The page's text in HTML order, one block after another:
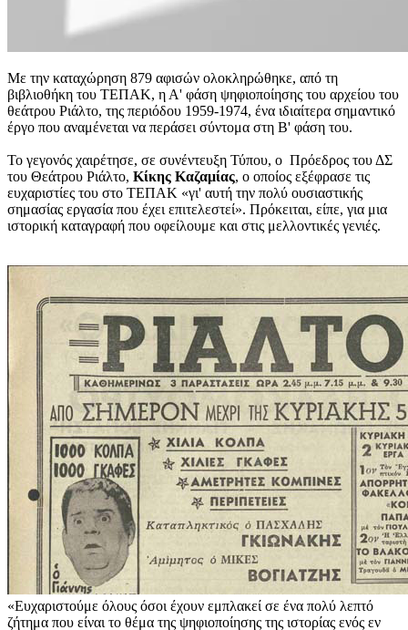
Με την καταχώρηση 879 αφισών ολοκληρώθηκε, από τη
βιβλιοθήκη του ΤΕΠΑΚ, η Α' φάση ψηφιοποίησης του αρχείου του
θεάτρου Ριάλτο, της περιόδου 1959-1974, ένα ιδιαίτερα σημαντικό
έργο που αναμένεται να περάσει σύντομα στη Β' φάση του.
Το γεγονός χαιρέτησε, σε συνέντευξη Τύπου, ο Πρόεδρος του ΔΣ
του Θεάτρου Ριάλτο, Κίκης Καζαμίας, ο οποίος εξέφρασε τις
ευχαριστίες του στο ΤΕΠΑΚ «γι' αυτή την πολύ ουσιαστικής
σημασίας εργασία που έχει επιτελεστεί». Πρόκειται, είπε, για μια
ιστορική καταγραφή που οφείλουμε και στις μελλοντικές γενιές.
«Ευχαριστούμε όλους όσοι έχουν εμπλακεί σε ένα πολύ λεπτό
ζήτημα που είναι το θέμα της ψηφιοποίησης της ιστορίας ενός εν